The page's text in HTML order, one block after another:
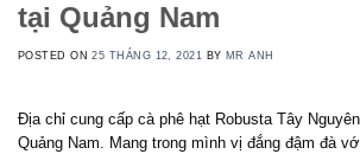
tại Quảng Nam
POSTED ON25 THÁNG 12, 2021 BY MR ANH
Địa chỉ cung cấp cà phê hạt Robusta Tây
Quảng Nam. Mang trong mình vị đắng đậm đà